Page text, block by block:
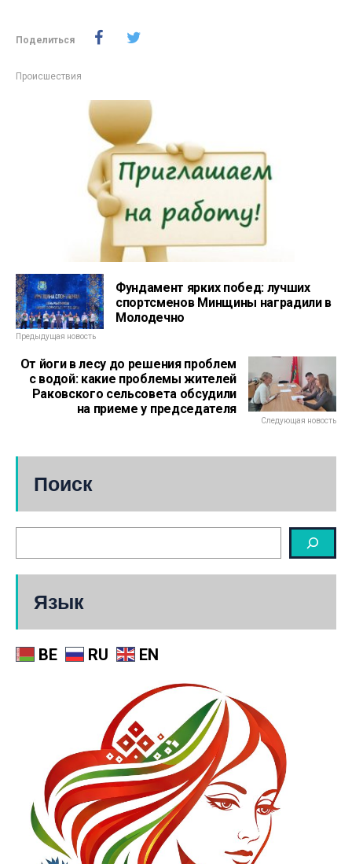
Поделиться
Происшествия
Фундамент ярких побед: лучших
спортсменов Минщины наградили в
Молодечно
Предыдущая новость
От йоги в лесу до решения проблем
с водой: какие проблемы жителей
Раковского сельсовета обсудили
на приеме у председателя
Следующая новость
Поиск
Язык
BE RU EN